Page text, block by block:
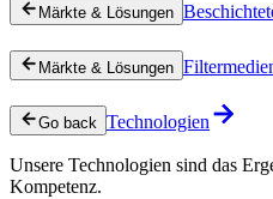
Märkte & Lösungen
Märkte & Lösungen
Go back Technologien
Unsere Technologien sind das
Kompetenz.